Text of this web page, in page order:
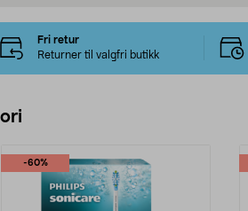
Fri retur
Returner til valgfri butikk
-60%